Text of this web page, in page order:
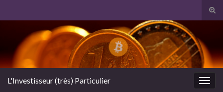
Search for:
L'Investisseur (très) Particulier